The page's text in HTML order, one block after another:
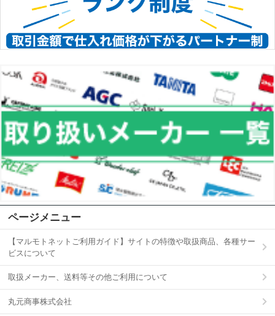
ページメニュー
【マルモトネットご利用ガイド】サイトの特徴や取扱商品、各種サー
ビスについて
取扱メーカー、送料等その他ご利用について
丸元商事株式会社